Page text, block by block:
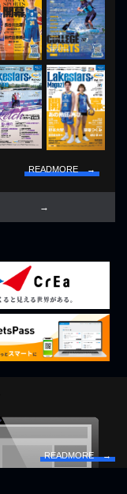
READMORE →
READMORE →